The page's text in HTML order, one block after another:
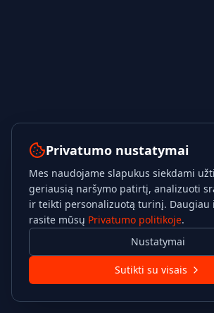
Privatumo nustatymai
Mes naudojame slapukus siekdami
geriausią naršymo patirtį, analizuoti
ir teikti personalizuotą turinį. Daugiau
rasite mūsų Privatumo politikoje.
Nustatymai
Sutikti su visais